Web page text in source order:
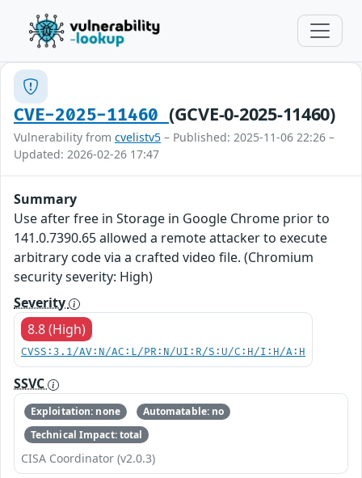
CVE-2025-11460 (GCVE-0-2025-11460)
Vulnerability from cvelistv5 – Published: 2025-11-06 22:26 –
Updated: 2026-02-26 17:47
Summary
Use after free in Storage in Google Chrome prior to
141.0.7390.65 allowed a remote attacker to execute
arbitrary code via a crafted video file. (Chromium
security severity: High)
Severity
8.8 (High)
CVSS:3.1/AV:N/AC:L/PR:N/UI:R/S:U/C:H/I:H/A:H
SSVC
Exploitation: none
Automatable: no
Technical Impact: total
CISA Coordinator (v2.0.3)